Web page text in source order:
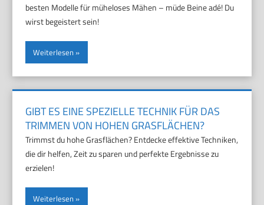
besten Modelle für müheloses Mähen – müde Beine adé! Du
wirst begeistert sein!
Weiterlesen
GIBT ES EINE SPEZIELLE TECHNIK FÜR DAS
TRIMMEN VON HOHEN GRASFLÄCHEN?
Trimmst du hohe Grasflächen? Entdecke effektive Techniken,
die dir helfen, Zeit zu sparen und perfekte Ergebnisse zu
erzielen!
Weiterlesen